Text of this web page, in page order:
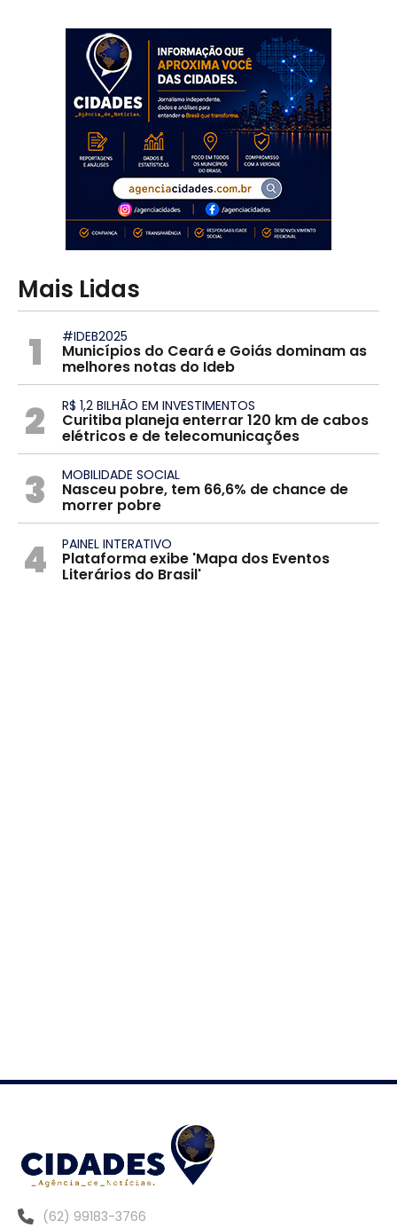
Mais Lidas
1 #IDEB2025
Municípios do Ceará e Goiás dominam as
melhores notas do Ideb
2 R$ 1,2 BILHÃO EM INVESTIMENTOS
Curitiba planeja enterrar 120 km de cabos
elétricos e de telecomunicações
3 MOBILIDADE SOCIAL
Nasceu pobre, tem 66,6% de chance de
morrer pobre
4 PAINEL INTERATIVO
Plataforma exibe 'Mapa dos Eventos
Literários do Brasil'
(62) 99183-3766